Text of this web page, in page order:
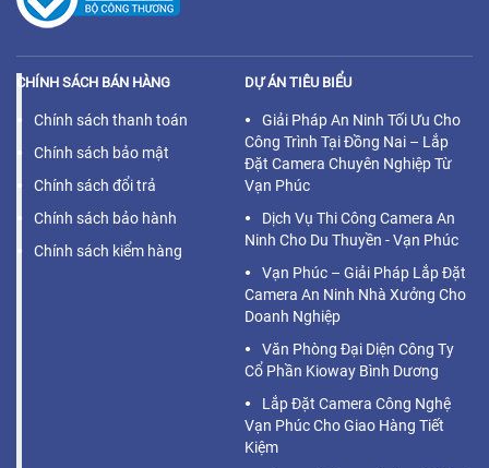
CHÍNH SÁCH BÁN HÀNG
Chính sách thanh toán
Chính sách bảo mật
Chính sách đổi trả
Chính sách bảo hành
Chính sách kiểm hàng
DỰ ÁN TIÊU BIỂU
Giải Pháp An Ninh Tối Ưu Cho
Công Trình Tại Đồng Nai – Lắp
Đặt Camera Chuyên Nghiệp Từ
Vạn Phúc
Dịch Vụ Thi Công Camera An
Ninh Cho Du Thuyền - Vạn Phúc
Vạn Phúc – Giải Pháp Lắp Đặt
Camera An Ninh Nhà Xưởng Cho
Doanh Nghiệp
Văn Phòng Đại Diện Công Ty
Cổ Phần Kioway Bình Dương
Lắp Đặt Camera Công Nghệ
Vạn Phúc Cho Giao Hàng Tiết
Kiệm